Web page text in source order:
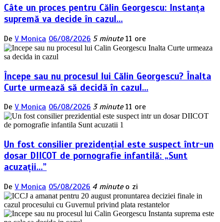
Câte un proces pentru Călin Georgescu: Instanța
supremă va decide în cazul…
De V Monica 06/08/2026 5 minute 11 ore
Începe sau nu procesul lui Călin Georgescu? Înalta
Curte urmează să decidă în cazul…
De V Monica 06/08/2026 3 minute 11 ore
Un fost consilier prezidențial este suspect într-un
dosar DIICOT de pornografie infantilă: „Sunt
acuzații…”
De V Monica 05/08/2026 4 minute o zi